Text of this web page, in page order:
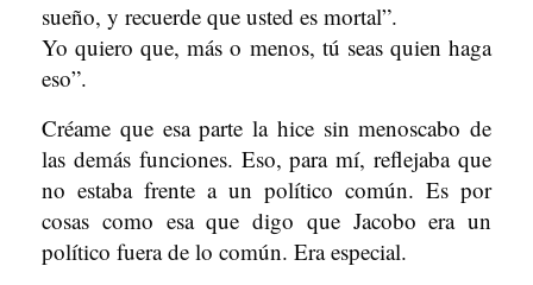
sueño, y recuerde que usted es mortal”.
Yo quiero que, más o menos, tú seas quien haga
eso”.
Créame que esa parte la hice sin menoscabo de
las demás funciones. Eso, para mí, reflejaba que
no estaba frente a un político común. Es por
cosas como esa que digo que Jacobo era un
político fuera de lo común. Era especial.